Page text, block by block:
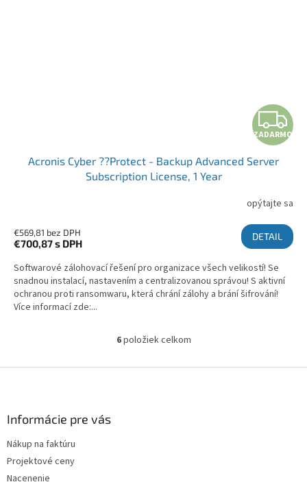
ZADARMO
Acronis Cyber ??Protect - Backup Advanced Server
Subscription License, 1 Year
opýtajte sa
€569,81 bez DPH
€700,87s DPH
DETAIL
Softwarové zálohovací řešení pro organizace všech velikostí! Se
snadnou instalací, nastavením a centralizovanou správou! S aktivní
ochranou proti ransomwaru, která chrání zálohy a brání šifrování!
Více informací zde:...
Ovládacie prvky výpisu
6položiek celkom
Informácie pre vás
Nákup na faktúru
Projektové ceny
Nacenenie